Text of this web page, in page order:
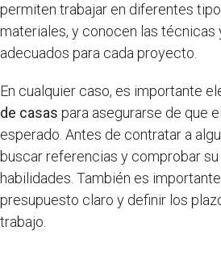
permiten trabajar en diferentes
materiales, y conocen las técnicas
adecuados para cada proyecto.
En cualquier caso, es importante
de casas para asegurarse de que
esperado. Antes de contratar a
buscar referencias y comprobar
habilidades. También es
presupuesto claro y definir los
trabajo.